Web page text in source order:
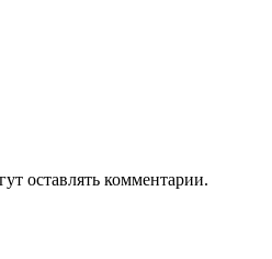
оставлять комментарии.